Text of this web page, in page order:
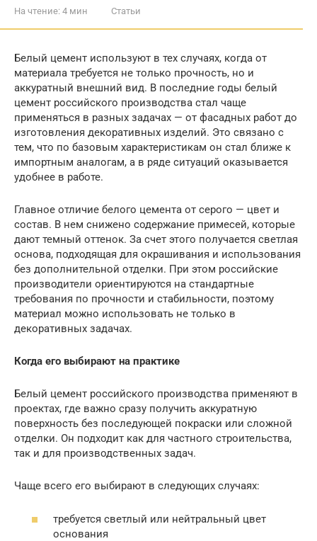
На чтение: 4 мин Статьи
Белый цемент используют в тех случаях, когда от
материала требуется не только прочность, но и
аккуратный внешний вид. В последние годы белый
цемент российского производства стал чаще
применяться в разных задачах — от фасадных работ до
изготовления декоративных изделий. Это связано с
тем, что по базовым характеристикам он стал ближе к
импортным аналогам, а в ряде ситуаций оказывается
удобнее в работе.
Главное отличие белого цемента от серого — цвет и
состав. В нем снижено содержание примесей, которые
дают темный оттенок. За счет этого получается светлая
основа, подходящая для окрашивания и использования
без дополнительной отделки. При этом российские
производители ориентируются на стандартные
требования по прочности и стабильности, поэтому
материал можно использовать не только в
декоративных задачах.
Когда его выбирают на практике
Белый цемент российского производства применяют в
проектах, где важно сразу получить аккуратную
поверхность без последующей покраски или сложной
отделки. Он подходит как для частного строительства,
так и для производственных задач.
Чаще всего его выбирают в следующих случаях:
требуется светлый или нейтральный цвет
основания